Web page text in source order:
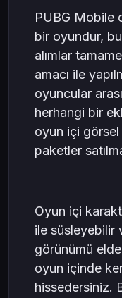
PUBG Mobile
bir oyundur,
alımlar
amacı ile
oyuncular
herhangi bir
oyun içi
paketler
Oyun içi
ile süsleyebilir
görünümü
oyun içinde
hissedersiniz.